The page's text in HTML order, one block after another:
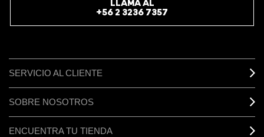
LLAMA AL
+56 2 3236 7357
SERVICIO AL CLIENTE
SOBRE NOSOTROS
ENCUENTRA TU TIENDA